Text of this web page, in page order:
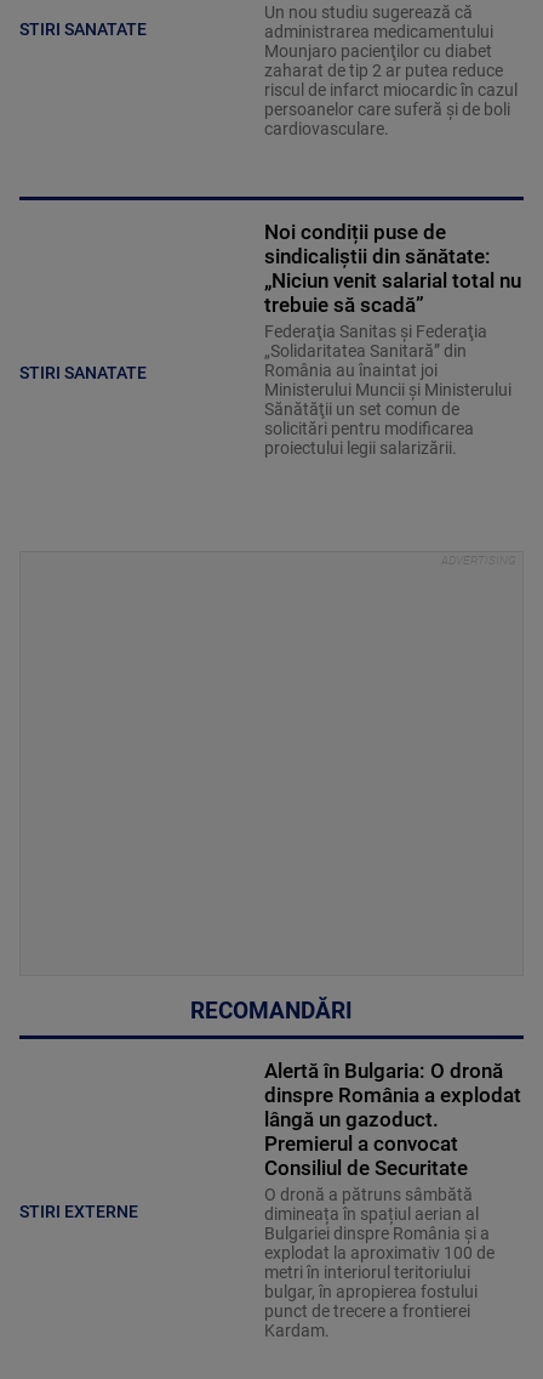
STIRI SANATATE
Un nou studiu sugerează că
administrarea medicamentului
Mounjaro pacienţilor cu diabet
zaharat de tip 2 ar putea reduce
riscul de infarct miocardic în cazul
persoanelor care suferă şi de boli
cardiovasculare.
STIRI SANATATE
Noi condiții puse de
sindicaliștii din sănătate:
„Niciun venit salarial total nu
trebuie să scadă”
Federaţia Sanitas şi Federaţia
„Solidaritatea Sanitară” din
România au înaintat joi
Ministerului Muncii şi Ministerului
Sănătăţii un set comun de
solicitări pentru modificarea
proiectului legii salarizării.
RECOMANDĂRI
STIRI EXTERNE
Alertă în Bulgaria: O dronă
dinspre România a explodat
lângă un gazoduct.
Premierul a convocat
Consiliul de Securitate
O dronă a pătruns sâmbătă
dimineața în spațiul aerian al
Bulgariei dinspre România și a
explodat la aproximativ 100 de
metri în interiorul teritoriului
bulgar, în apropierea fostului
punct de trecere a frontierei
Kardam.